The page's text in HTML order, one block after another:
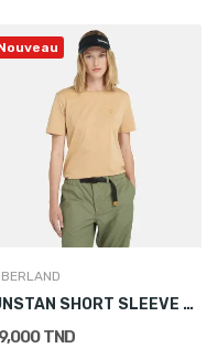
DUNSTAN SHORT SLEEVE TEE LIGHT BEIGE
TND